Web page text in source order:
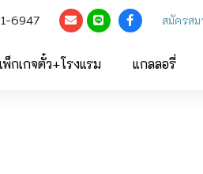
6947 สมัครสม
พ็กเกจตั๋ว+โรงแรม แกลลอรี่